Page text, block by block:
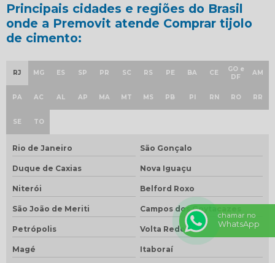
Principais cidades e regiões do Brasil
onde a Premovit atende Comprar tijolo
de cimento:
RJ MG ES SP PR SC RS PE BA CE
GO e
DF
AM
PA AC AL AP MA MT MS PB PI RN RO RR
SE TO
Rio de Janeiro São Gonçalo
Duque de Caxias Nova Iguaçu
Niterói Belford Roxo
São João de Meriti Campos dos Goytacazes
Petrópolis Volta Redonda
Magé Itaboraí
chamar no
WhatsApp